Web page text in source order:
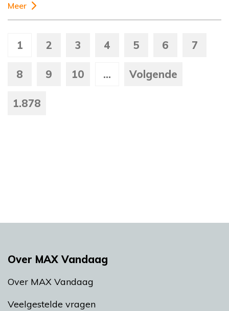
Meer
1 2 3 4 5 6 7
8 9 10 ... Volgende
1.878
Over MAX Vandaag
Over MAX Vandaag
Veelgestelde vragen